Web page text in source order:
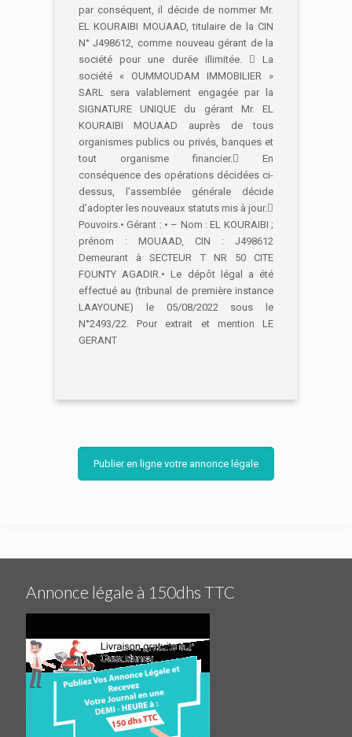
par conséquent, il décide de nommer Mr.
EL KOURAIBI MOUAAD, titulaire de la CIN
N° J498612, comme nouveau gérant de la
société pour une durée illimitée.  La
société « OUMMOUDAM IMMOBILIER »
SARL sera valablement engagée par la
SIGNATURE UNIQUE du gérant Mr. EL
KOURAIBI MOUAAD auprès de tous
organismes publics ou privés, banques et
tout organisme financier. En
conséquence des opérations décidées ci-
dessus, l’assemblée générale décide
d’adopter les nouveaux statuts mis à jour.
Pouvoirs.• Gérant : • – Nom : EL KOURAIBI ;
prénom : MOUAAD, CIN : J498612
Demeurant à SECTEUR T NR 50 CITE
FOUNTY AGADIR.• Le dépôt légal a été
effectué au (tribunal de première instance
LAAYOUNE) le 05/08/2022 sous le
N°2493/22. Pour extrait et mention LE
GERANT
Publier en ligne votre annonce légale
Annonce légale à 150dhs TTC